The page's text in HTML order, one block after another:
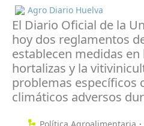
Agro Diario Huelva
El Diario Oficial de la
hoy dos reglamentos
establecen medidas
hortalizas y la
problemas específicos
climáticos adversos